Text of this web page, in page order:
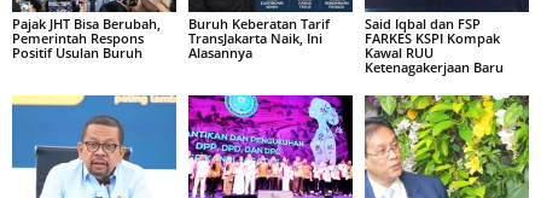
Pajak JHT Bisa Berubah,
Pemerintah Respons
Positif Usulan Buruh
Buruh Keberatan Tarif
TransJakarta Naik, Ini
Alasannya
Said Iqbal dan FSP
FARKES KSPI Kompak
Kawal RUU
Ketenagakerjaan Baru